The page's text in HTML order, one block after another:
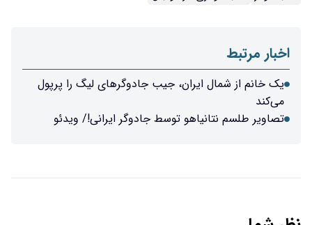
اخبار مرتبط
یک خانم از شمال ایران، جیب جادوگرهای لیگ را پرپول
می‌کند
تصاویر طلسم نتانیاهو توسط جادوگر ایرانی!/ ویدئو